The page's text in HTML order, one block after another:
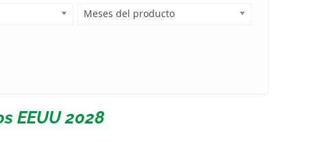
Meses del producto
EEUU 2028